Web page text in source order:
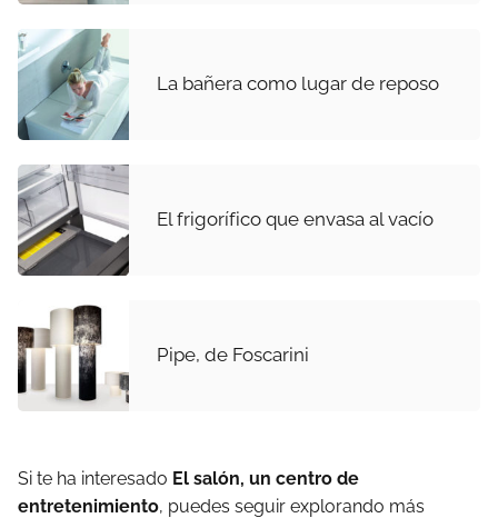
La bañera como lugar de reposo
El frigorífico que envasa al vacío
Pipe, de Foscarini
Si te ha interesado El salón, un centro de
entretenimiento, puedes seguir explorando más